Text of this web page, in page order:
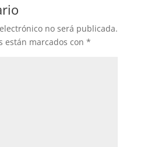
no será publicada.
están marcados con *